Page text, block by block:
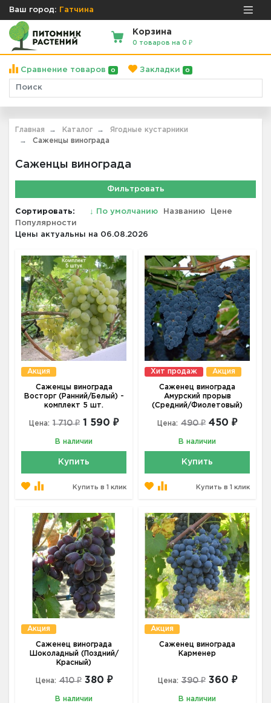
Ваш город: Гатчина
Корзина
0 товаров на 0 ₽
Сравнение товаров 0 Закладки 0
Главная Каталог
Ягодные кустарники
Саженцы винограда
Саженцы винограда
Фильтровать
Сортировать: ↓ По умолчанию Названию
Цене
Популярности
Цены актуальны на 06.08.2026
Акция
Саженцы винограда
Восторг (Ранний/Белый) -
комплект 5 шт.
Цена: 1 710 ₽ 1 590 ₽
В наличии
Купить
Купить в 1 клик
Хит продаж Акция
Саженец винограда
Амурский прорыв
(Средний/Фиолетовый)
Цена: 490 ₽ 450 ₽
В наличии
Купить
Купить в 1 клик
Акция
Саженец винограда
Шоколадный (Поздний/
Красный)
Цена: 410 ₽ 380 ₽
В наличии
Акция
Саженец винограда
Карменер
Цена: 390 ₽ 360 ₽
В наличии